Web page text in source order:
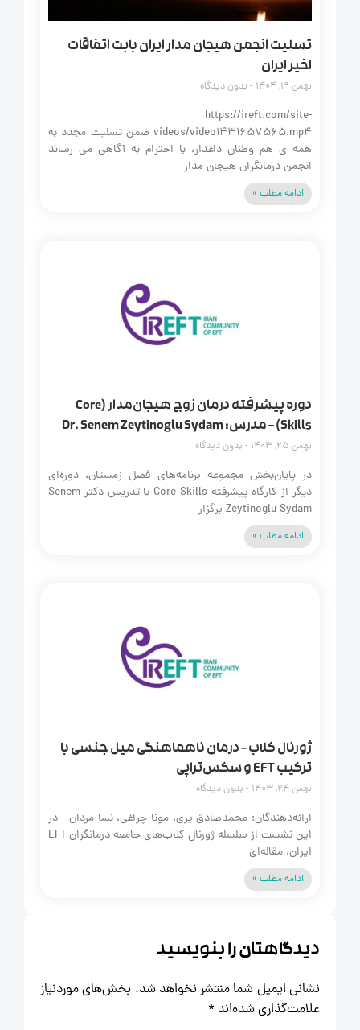
تسلیت انجمن هیجان مدار ایران بابت اتفاقات
اخیر ایران
بدون دیدگاه
https://ireft.com/site-
videos/video1431657565.mp4 ضمن تسلیت مجدد به
همه‌ ی هم‌ وطنان داغدار، با احترام به آگاهی می‌ رساند
انجمن درمانگران هیجان‌ مدار
ادامه مطلب »
دوره پیشرفته درمان زوج هیجان‌مدار (Core
بدون دیدگاه
در پایان‌بخش مجموعه برنامه‌های فصل زمستان، دوره‌ای
دیگر از کارگاه پیشرفته Core Skills با تدریس دکتر Senem
Zeytinoglu Sydam برگزار
ادامه مطلب »
ژورنال کلاب – درمان ناهماهنگی میل جنسی با
ترکیب EFT و سکس‌تراپی
بدون دیدگاه
ارائه‌دهندگان: محمدصادق یری، مونا چراغی، نسا مردان در
این نشست از سلسله ژورنال کلاب‌های جامعه درمانگران EFT
ایران، مقاله‌ای
ادامه مطلب »
دیدگاهتان را بنویسید
نشانی ایمیل شما منتشر نخواهد شد.بخش‌های موردنیاز
علامت‌گذاری شده‌اند*